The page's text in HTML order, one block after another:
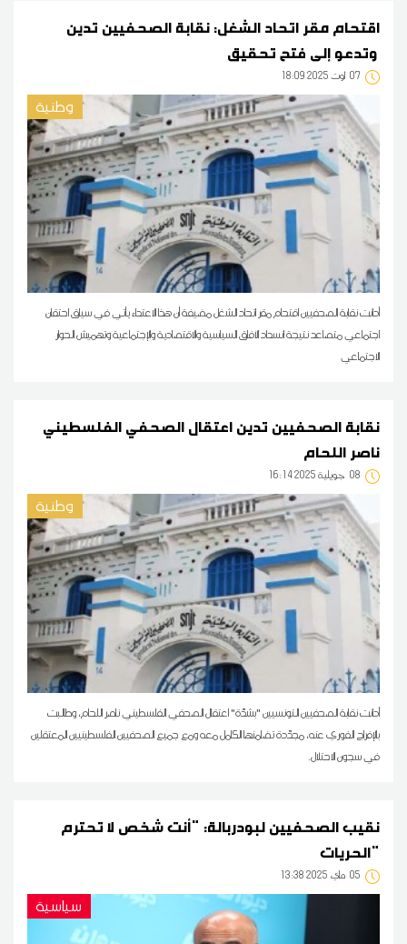
اقتحام مقر اتحاد الشغل: نقابة الصحفيين تدين
07 18:09 2025 أوت
وطنية
أدانت نقابة الصحفيين اقتحام مقر اتحاد الشغل مضيفة أن هذا الاعتداء يأتي في سياق احتقان
اجتماعي متصاعد نتيجة انسداد الآفاق السياسية والاقتصادية والإجتماعية وتهميش الحوار
الاجتماعي
نقابة الصحفيين تدين اعتقال الصحفي الفلسطيني
ناصر اللحام
08 16:14 2025 جويلية
وطنية
أدانت نقابة الصحفيين التونسيين "بشدّة" اعتقال الصحفي الفلسطيني ناصر اللحام، وطالبت
بالإفراج الفوري عنه، مجدّدة تضامنها الكامل معه ومع جميع الصحفيين الفلسطينيين المعتقلين
في سجون الاحتلال.
نقيب الصحفيين لبودربالة: "أنت شخص لا تحترم
الحريات"
05 13:38 2025 ماي
سياسية